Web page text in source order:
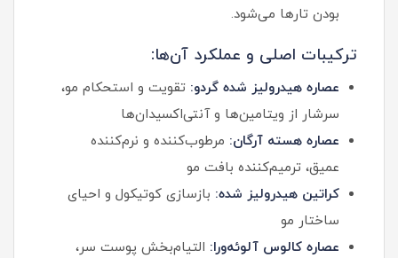
بودن تارها می‌شود.
ترکیبات اصلی و عملکرد آن‌ها:
عصاره هیدرولیز شده گردو: تقویت و استحکام مو،
سرشار از ویتامین‌ها و آنتی‌اکسیدان‌ها
عصاره هسته آرگان: مرطوب‌کننده و نرم‌کننده
عمیق، ترمیم‌کننده بافت مو
کراتین هیدرولیز شده: بازسازی کوتیکول و احیای
ساختار مو
عصاره کالوس آلوئه‌ورا: التیام‌بخش پوست سر،